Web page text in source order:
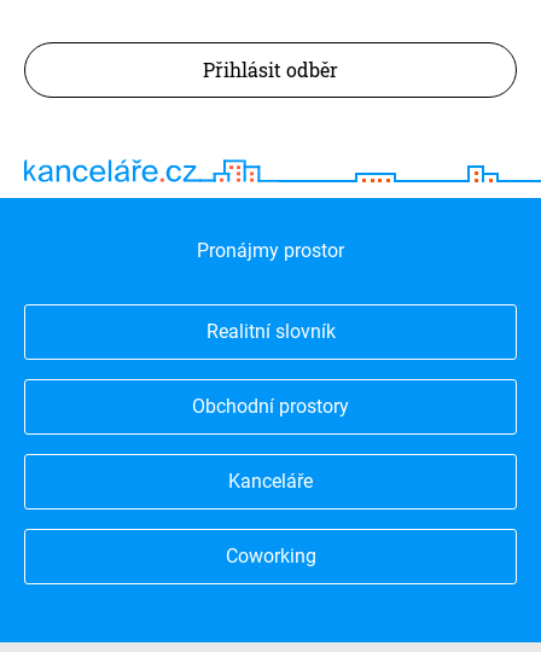
Přihlásit odběr
Pronájmy prostor
Realitní slovník
Obchodní prostory
Kanceláře
Coworking